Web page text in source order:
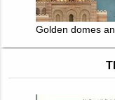
Golden domes